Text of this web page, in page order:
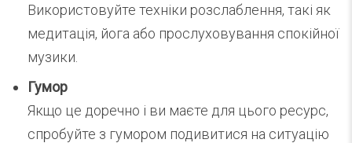
Використовуйте техніки розслаблення, такі як
медитація, йога або прослуховування спокійної
музики.
Гумор
Якщо це доречно і ви маєте для цього ресурс,
спробуйте з гумором подивитися на ситуацію